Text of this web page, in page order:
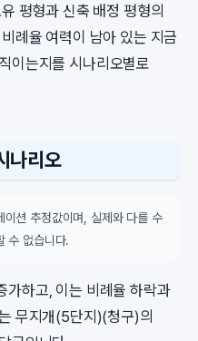
평형과 신축 배정 평형의
례율 여력이 남아 있는 지금
이는지를 시나리오별로
나리오
션 추정값이며, 실제와 다를 수
수 없습니다.
가하고, 이는 비례율 하락과
무지개(5단지)(청구)의